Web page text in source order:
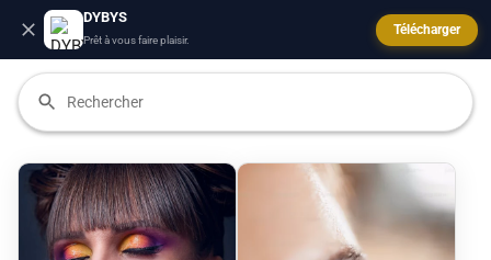
DYBYS
Prêt à vous faire plaisir.
Télécharger